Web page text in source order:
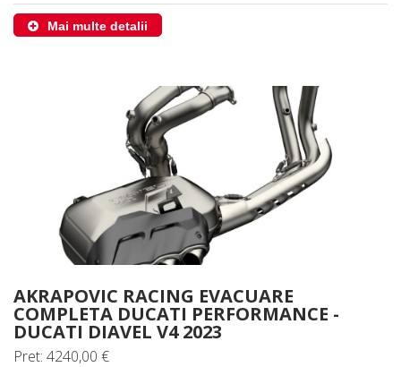
Mai multe detalii
AKRAPOVIC RACING EVACUARE
COMPLETA DUCATI PERFORMANCE -
DUCATI DIAVEL V4 2023
Pret: 4240,00 €